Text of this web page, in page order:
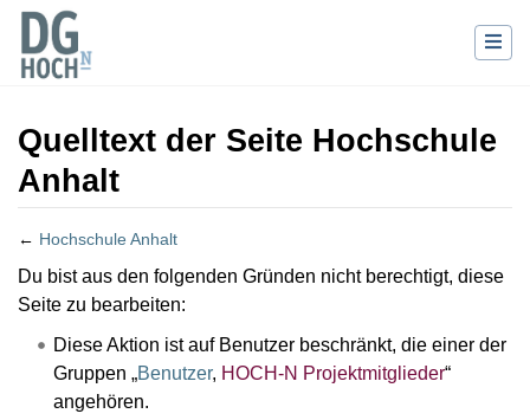
Quelltext der Seite Hochschule
Anhalt
← Hochschule Anhalt
Wechseln zu: Navigation Suche
Du bist aus den folgenden Gründen nicht berechtigt, diese
Seite zu bearbeiten:
Diese Aktion ist auf Benutzer beschränkt, die einer der
Gruppen „Benutzer, HOCH-N Projektmitglieder“
angehören.